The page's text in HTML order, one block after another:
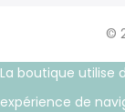
©
La boutique utilise
expérience de